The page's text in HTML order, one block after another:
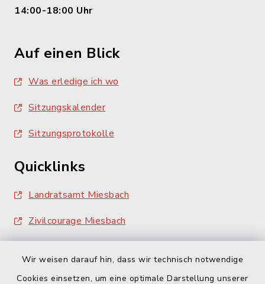
Wir weisen darauf hin, dass wir technisch notwendige
Cookies einsetzen, um eine optimale Darstellung unserer
14:00-18:00 Uhr
Auf einen Blick
Was erledige ich wo
Sitzungskalender
Sitzungsprotokolle
Quicklinks
Landratsamt Miesbach
Zivilcourage Miesbach